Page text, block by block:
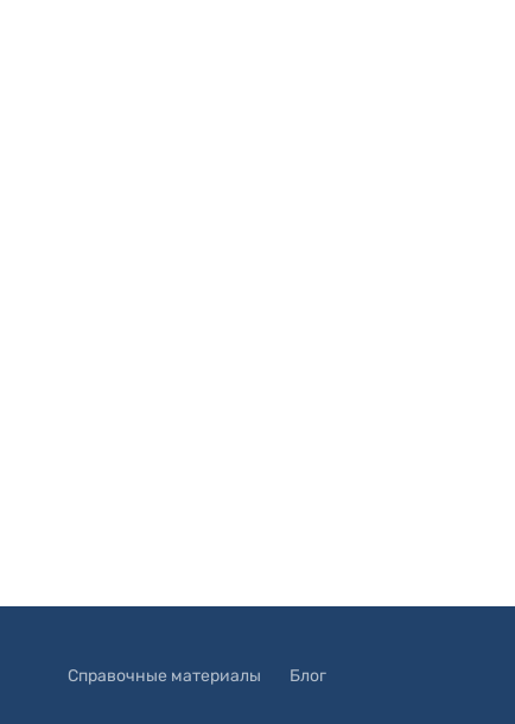
Справочные материалы Блог